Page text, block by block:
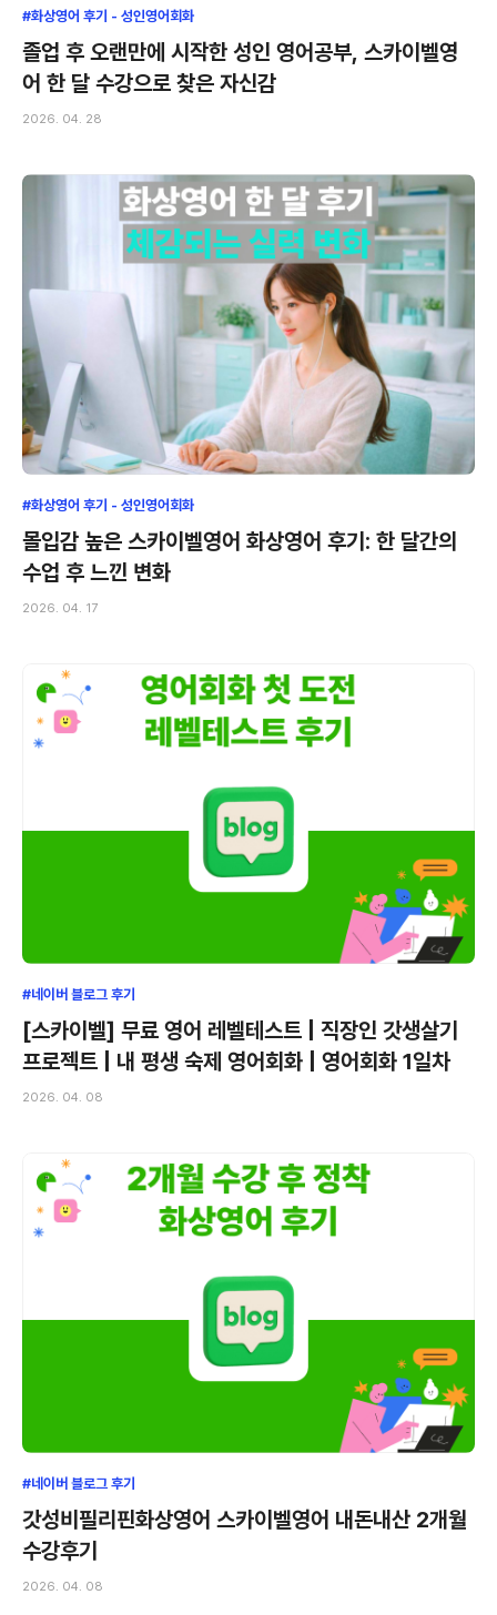
#화상영어 후기 - 성인영어회화
졸업 후 오랜만에 시작한 성인 영어공부, 스카이벨영
어 한 달 수강으로 찾은 자신감
2026. 04. 28
#화상영어 후기 - 성인영어회화
몰입감 높은 스카이벨영어 화상영어 후기: 한 달간의
수업 후 느낀 변화
2026. 04. 17
#네이버 블로그 후기
[스카이벨] 무료 영어 레벨테스트 | 직장인 갓생살기
프로젝트 | 내 평생 숙제 영어회화 | 영어회화 1일차
2026. 04. 08
#네이버 블로그 후기
갓성비필리핀화상영어 스카이벨영어 내돈내산 2개월
수강후기
2026. 04. 08